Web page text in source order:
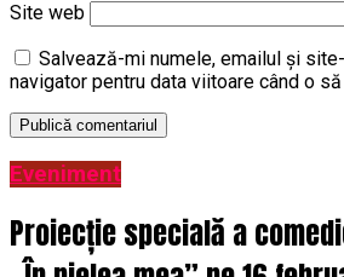
Site web
Salvează-mi numele, emailul și
navigator pentru data viitoare când o
Eveniment
Proiecție specială a